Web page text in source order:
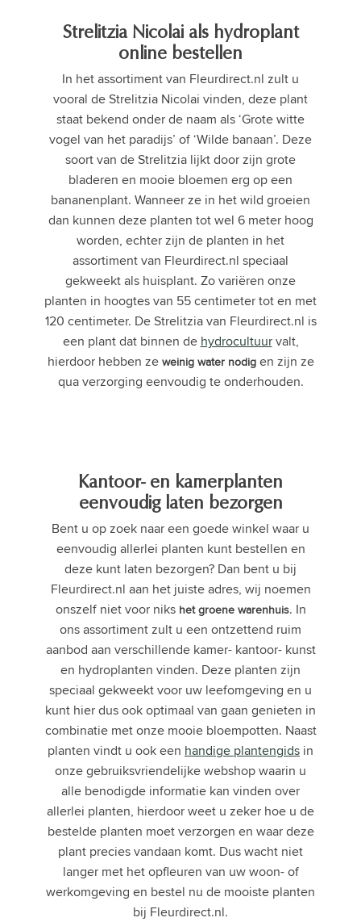
Strelitzia Nicolai als hydroplant
online bestellen
In het assortiment van Fleurdirect.nl zult u
vooral de Strelitzia Nicolai vinden, deze plant
staat bekend onder de naam als ‘Grote witte
vogel van het paradijs’ of ‘Wilde banaan’. Deze
soort van de Strelitzia lijkt door zijn grote
bladeren en mooie bloemen erg op een
bananenplant. Wanneer ze in het wild groeien
dan kunnen deze planten tot wel 6 meter hoog
worden, echter zijn de planten in het
assortiment van Fleurdirect.nl speciaal
gekweekt als huisplant. Zo variëren onze
planten in hoogtes van 55 centimeter tot en met
120 centimeter. De Strelitzia van Fleurdirect.nl is
een plant dat binnen de hydrocultuurvalt,
hierdoor hebben ze weinig water nodigen zijn ze
qua verzorging eenvoudig te onderhouden.
Kantoor- en kamerplanten
eenvoudig laten bezorgen
Bent u op zoek naar een goede winkel waar u
eenvoudig allerlei planten kunt bestellen en
deze kunt laten bezorgen? Dan bent u bij
Fleurdirect.nl aan het juiste adres, wij noemen
onszelf niet voor niks het groene warenhuis. In
ons assortiment zult u een ontzettend ruim
aanbod aan verschillende kamer- kantoor- kunst
en hydroplanten vinden. Deze planten zijn
speciaal gekweekt voor uw leefomgeving en u
kunt hier dus ook optimaal van gaan genieten in
combinatie met onze mooie bloempotten. Naast
planten vindt u ook een handige plantengids in
onze gebruiksvriendelijke webshop waarin u
alle benodigde informatie kan vinden over
allerlei planten, hierdoor weet u zeker hoe u de
bestelde planten moet verzorgen en waar deze
plant precies vandaan komt. Dus wacht niet
langer met het opfleuren van uw woon- of
werkomgeving en bestel nu de mooiste planten
bij Fleurdirect.nl.